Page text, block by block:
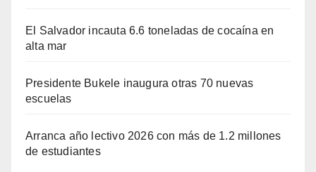
El Salvador incauta 6.6 toneladas de cocaína en
alta mar
Presidente Bukele inaugura otras 70 nuevas
escuelas
Arranca año lectivo 2026 con más de 1.2 millones
de estudiantes